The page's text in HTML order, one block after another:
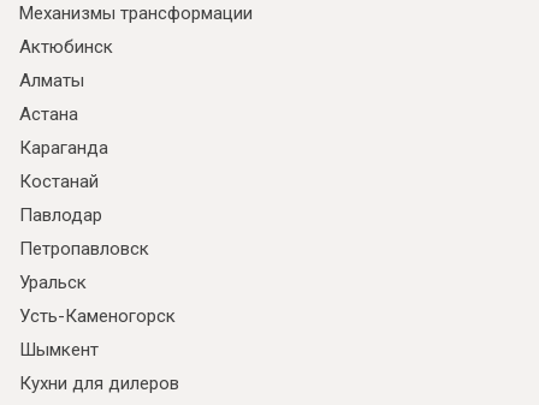
Механизмы трансформации
Актюбинск
Алматы
Астана
Караганда
Костанай
Павлодар
Петропавловск
Уральск
Усть-Каменогорск
Шымкент
Кухни для дилеров